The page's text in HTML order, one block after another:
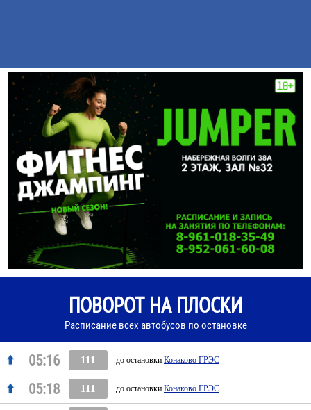
ПОВОРОТ НА ПЛОСКИ
Расписание всех автобусов по остановке
05:16 111 до остановки Конаково ГРЭС
05:18 111 до остановки Конаково ГРЭС